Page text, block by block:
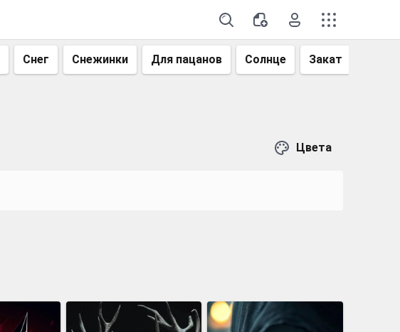
Снег Снежинки Для пацанов Солнце Закат
Цвета